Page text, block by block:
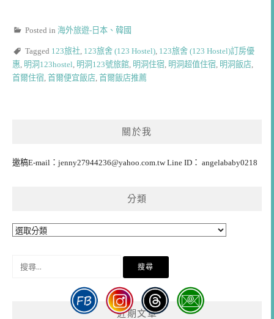
Posted in 海外旅遊-日本、韓國
Tagged 123旅社, 123旅舍 (123 Hostel), 123旅舍 (123 Hostel)訂房優
惠, 明洞123hostel, 明洞123號旅館, 明洞住宿, 明洞超值住宿, 明洞飯店,
首爾住宿, 首爾便宜飯店, 首爾飯店推薦
關於我
邀稿E-mail： jenny27944236@yahoo.com.twLine ID： angelababy0218
分類
分
近期文章